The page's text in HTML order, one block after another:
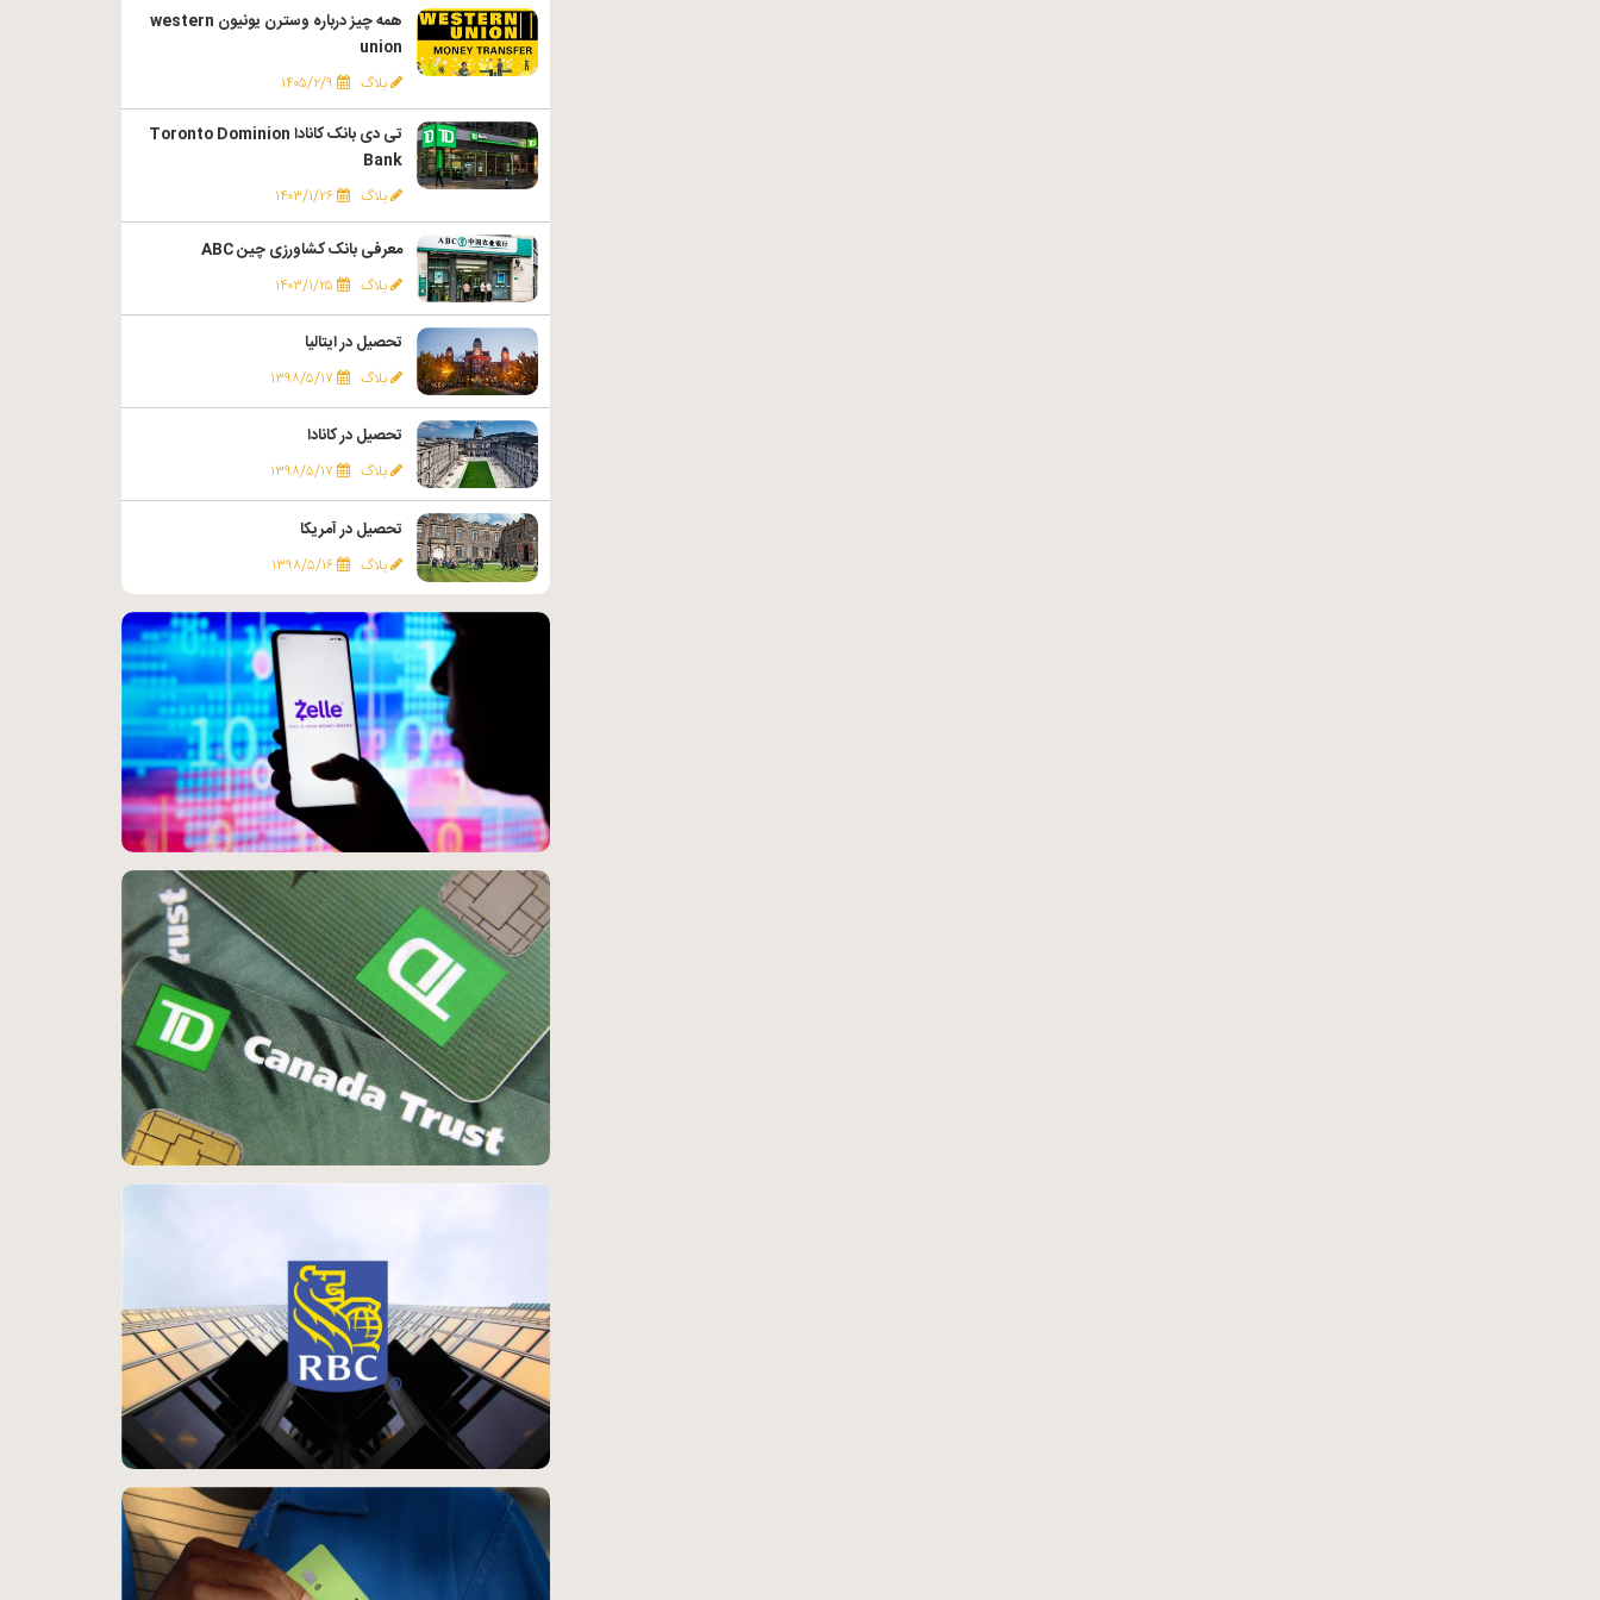
همه چیز درباره وسترن یونیون western
union
بلاگ ۱۴۰۵/۲/۹
تی دی بانک کانادا Toronto Dominion
Bank
بلاگ ۱۴۰۳/۱/۲۶
معرفی بانک کشاورزی چین ABC
بلاگ ۱۴۰۳/۱/۲۵
تحصیل در ایتالیا
بلاگ ۱۳۹۸/۵/۱۷
تحصیل در کانادا
بلاگ ۱۳۹۸/۵/۱۷
تحصیل در آمریکا
بلاگ ۱۳۹۸/۵/۱۶